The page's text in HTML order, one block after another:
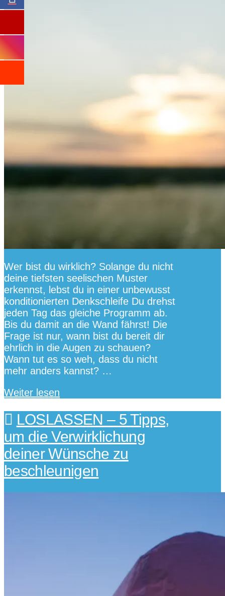
Wer bist du wirklich? Solange du nicht
deine tiefsten seelischen Muster
erkennst, lebst du in einer unbewusst
konditionierten Denkschleife Du drehst
jeden Tag das gleiche Programm ab.
Bis du damit an die Wand fährst! Die
Frage ist nur, wann bist du bereit dir
ehrlich in die Augen zu schauen?
Wann tut es so weh, dass du nicht
mehr anders kannst? …
Weiter lesen
LOSLASSEN – 5 Tipps,
um die Verwirklichung
deiner Wünsche zu
beschleunigen